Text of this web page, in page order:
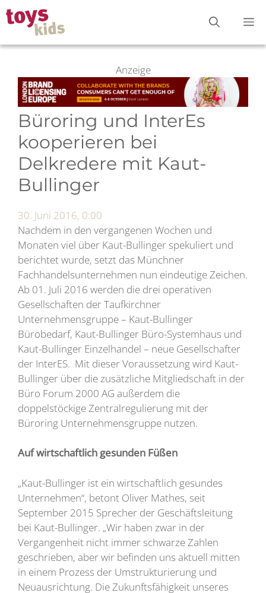
Zum
Inhalt
springen
Anzeige
Büroring und InterEs
kooperieren bei
Delkredere mit Kaut-
Bullinger
30. Juni 2016, 0:00
Nachdem in den vergangenen Wochen und
Monaten viel über Kaut-Bullinger spekuliert und
berichtet wurde, setzt das Münchner
Fachhandelsunternehmen nun eindeutige Zeichen.
Ab 01. Juli 2016 werden die drei operativen
Gesellschaften der Taufkirchner
Unternehmensgruppe – Kaut-Bullinger
Bürobedarf, Kaut-Bullinger Büro-Systemhaus und
Kaut-Bullinger Einzelhandel – neue Gesellschafter
der InterES. Mit dieser Voraussetzung wird Kaut-
Bullinger über die zusätzliche Mitgliedschaft in der
Büro Forum 2000 AG außerdem die
doppelstöckige Zentralregulierung mit der
Büroring Unternehmensgruppe nutzen.
Auf wirtschaftlich gesunden Füßen
„Kaut-Bullinger ist ein wirtschaftlich gesundes
Unternehmen“, betont Oliver Mathes, seit
September 2015 Sprecher der Geschäftsleitung
bei Kaut-Bullinger. „Wir haben zwar in der
Vergangenheit nicht immer schwarze Zahlen
geschrieben, aber wir befinden uns aktuell mitten
in einem Prozess der Umstrukturierung und
Neuausrichtung. Die Zukunftsfähigkeit unseres